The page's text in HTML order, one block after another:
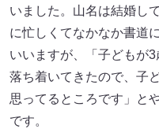
いました。山名は結婚し
に忙しくてなかなか書道
いいますが、「子どもが
落ち着いてきたので、子
思ってるところです」と
です。